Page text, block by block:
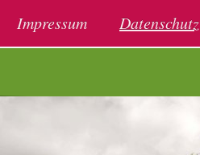
Impressum Datenschutz